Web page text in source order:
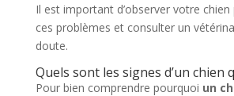
Il est important d’observer votre
ces problèmes et consulter un
doute.
Quels sont les signes d’un chien
Pour bien comprendre pourquoi un